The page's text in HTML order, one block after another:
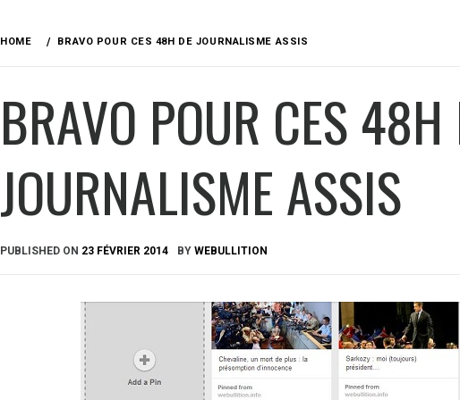
HOME BRAVO POUR CES 48H DE JOURNALISME ASSIS
BRAVO POUR CES 48H
JOURNALISME ASSIS
PUBLISHED ON 23 FÉVRIER 2014 BYWEBULLITION